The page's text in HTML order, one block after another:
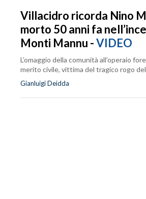
Villacidro ricorda Nino
morto 50 anni fa
Monti Mannu -VIDEO
L’omaggio della comunità all’operaio
merito civile, vittima del tragico rogo
Gianluigi Deidda